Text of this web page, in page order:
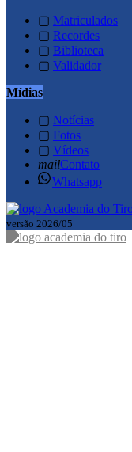
▢ Matriculados
▢ Recordes
▢ Biblioteca
▢ Validador
Mídias
▢ Notícias
▢ Fotos
▢ Vídeos
mailContato
Whatsapp
versão 2026/05